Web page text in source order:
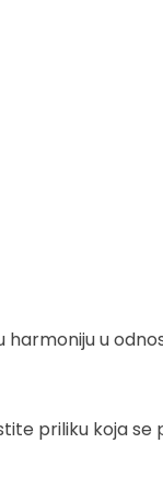
harmoniju u
priliku koja se